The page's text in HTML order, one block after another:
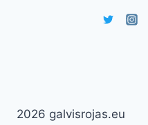
2026 galvisrojas.eu